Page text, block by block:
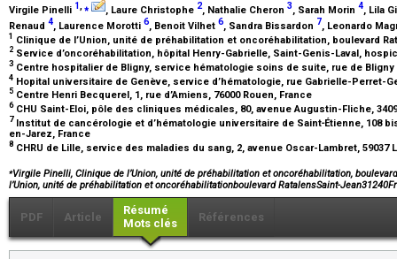
Virgile Pinelli 1,⁎ , Laure Christophe 2, Nathalie Cheron 3, Sarah Morin 4, Lila
Renaud 4, Laurence Morotti 6, Benoit Vilhet 6, Sandra Bissardon 7, Leonardo
1 Clinique de l’Union, unité de préhabilitation et oncoréhabilitation, boulevard
2 Service d’oncoréhabilitation, hôpital Henry-Gabrielle, Saint-Genis-Laval,
3 Centre hospitalier de Bligny, service hématologie soins de suite, rue de
4 Hopital universitaire de Genève, service d’hématologie, rue Gabrielle-Perret-
5 Centre Henri Becquerel, 1, rue d’Amiens, 76000 Rouen, France
6CHU Saint-Eloi, pôle des cliniques médicales, 80, avenue Augustin-Fliche,
7 Institut de cancérologie et d’hématologie universitaire de Saint-Étienne, 108
en-Jarez, France
8 CHRU de Lille, service des maladies du sang, 2, avenue Oscar-Lambret, 59037
⁎Virgile Pinelli, Clinique de l’Union, unité de préhabilitation et oncoréhabilitation,
l’Union, unité de préhabilitation et oncoréhabilitationboulevard RatalensSaint-
PDF Article
Résumé
Mots clés
Références